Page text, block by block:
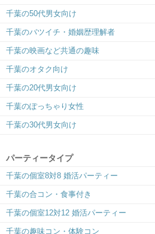
千葉の50代男女向け
千葉のバツイチ・婚姻歴理解者
千葉の映画など共通の趣味
千葉のオタク向け
千葉の20代男女向け
千葉のぽっちゃり女性
千葉の30代男女向け
パーティータイプ
千葉の個室8対8 婚活パーティー
千葉の合コン・食事付き
千葉の個室12対12 婚活パーティー
千葉の趣味コン・体験コン